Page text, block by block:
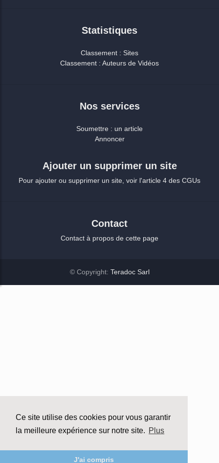
Ce site utilise des cookies pour vous garantir
la meilleure expérience sur notre site. Plus
J'ai compris
Statistiques
Classement : Sites
Classement : Auteurs de Vidéos
Nos services
Soumettre : un article
Annoncer
Ajouter un supprimer un site
Pour ajouter ou supprimer un site, voir l'article 4 des CGUs
Contact
Contact à propos de cette page
© Copyright: Teradoc Sarl